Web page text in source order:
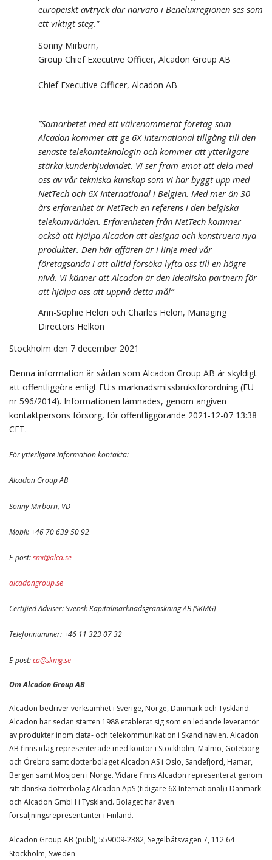
europeiskt avtryck där närvaro i Beneluxregionen ses som
ett viktigt steg.”
Sonny Mirborn,
Group Chief Executive Officer, Alcadon Group AB
Chief Executive Officer, Alcadon AB
”Samarbetet med ett välrenommerat företag som
Alcadon kommer att ge 6X International tillgång till den
senaste telekomteknologin och kommer att ytterligare
stärka kunderbjudandet. Vi ser fram emot att dela med
oss av vår tekniska kunskap som vi har byggt upp med
NetTech och 6X International i Belgien. Med mer än 30
års erfarenhet är NetTech en referens i den belgiska
telekomvärlden. Erfarenheten från NetTech kommer
också att hjälpa Alcadon att designa och konstruera nya
produkter. Den här affären är i linje med vår
företagsanda i att alltid försöka lyfta oss till en högre
nivå. Vi känner att Alcadon är den idealiska partnern för
att hjälpa oss att uppnå detta mål”
Ann-Sophie Helon och Charles Helon, Managing
Directors Helkon
Stockholm den 7 december 2021
Denna information är sådan som Alcadon Group AB är skyldigt
att offentliggöra enligt EU:s marknadsmissbruksförordning (EU
nr 596/2014). Informationen lämnades, genom angiven
kontaktpersons försorg, för offentliggörande 2021-12-07 13:38
CET.
För ytterligare information kontakta:
Alcadon Group AB
Sonny Mirborn, VD
Mobil: +46 70 639 50 92
E-post:smi@alca.se
alcadongroup.se
Certified Adviser: Svensk Kapitalmarknadsgranskning AB (SKMG)
Telefonnummer: +46 11 323 07 32
E-post:ca@skmg.se
Om Alcadon Group AB
Alcadon bedriver verksamhet i Sverige, Norge, Danmark och Tyskland.
Alcadon har sedan starten 1988 etablerat sig som en ledande leverantör
av produkter inom data- och telekommunikation i Skandinavien. Alcadon
AB finns idag representerade med kontor i Stockholm, Malmö, Göteborg
och Örebro samt dotterbolaget Alcadon AS i Oslo, Sandefjord, Hamar,
Bergen samt Mosjoen i Norge. Vidare finns Alcadon representerat genom
sitt danska dotterbolag Alcadon ApS (tidigare 6X International) i Danmark
och Alcadon GmbH i Tyskland. Bolaget har även
försäljningsrepresentanter i Finland.
Alcadon Group AB (publ), 559009-2382, Segelbåtsvägen 7, 112 64
Stockholm, Sweden